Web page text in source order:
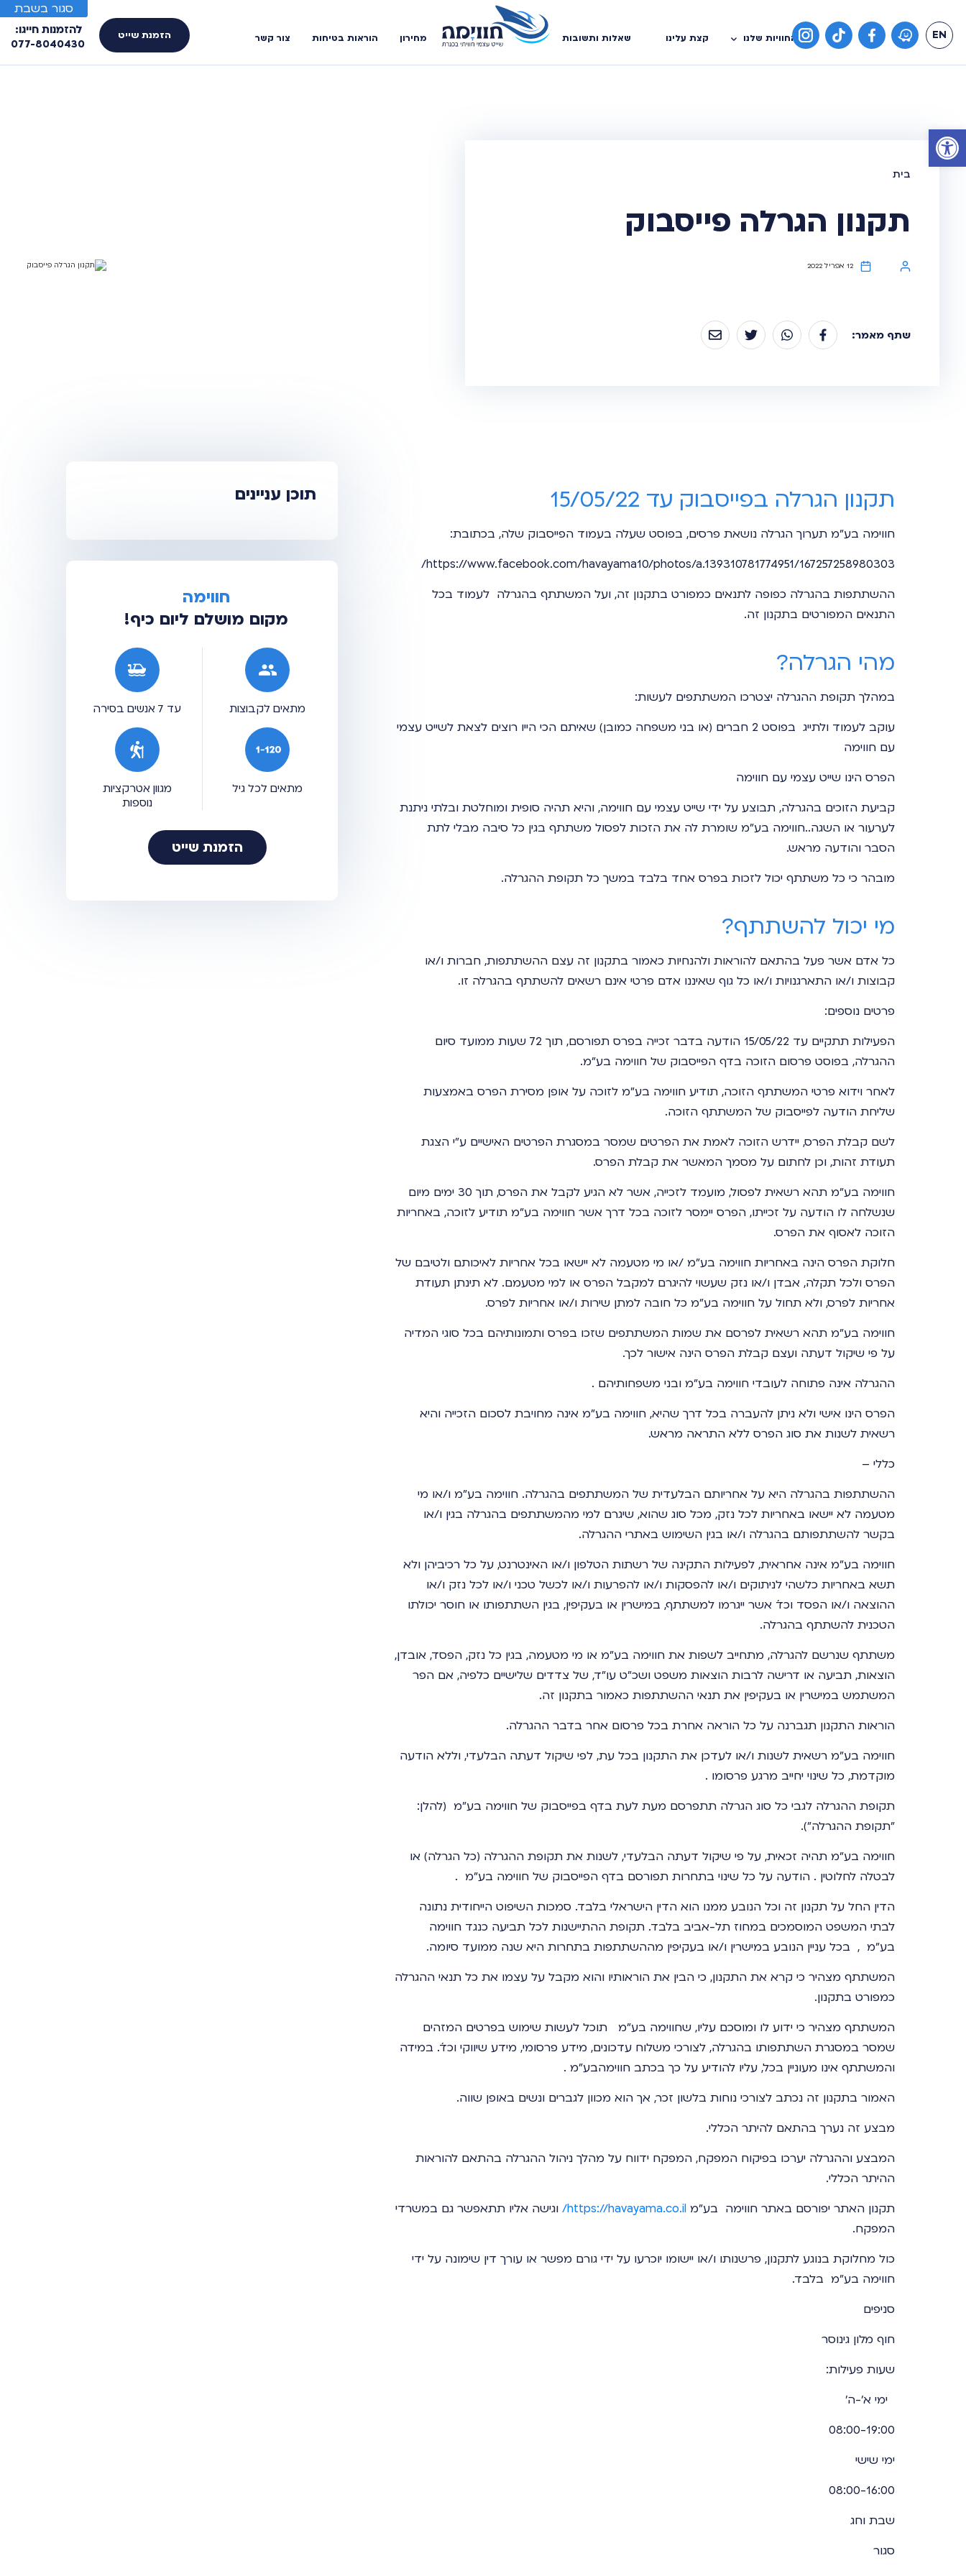
פתח סרגל נגישות
סגור בשבת
EN הזמנת שייט להזמנות חייגו:
077-8040430 החוויות שלנו קצת עלינו שאלות ותשובות מחירון הוראות בטיחות צור קשר
תקנון הגרלה פייסבוק
12 אפריל 2022
שתף מאמר:
תקנון הגרלה בפייסבוק עד 15/05/22
חווימה בע"מ תערוך הגרלה נושאת פרסים, בפוסט שעלה בעמוד הפייסבוק שלה, בכתובת:
https://www.facebook.com/havayama10/photos/a.139310781774951/167257258980303/
ההשתתפות בהגרלה כפופה לתנאים כמפורט בתקנון זה, ועל המשתתף בהגרלה לעמוד בכל
התנאים המפורטים בתקנון זה.
מהי הגרלה?
במהלך תקופת ההגרלה יצטרכו המשתתפים לעשות:
עוקב לעמוד ולתייג בפוסט 2 חברים (או בני משפחה כמובן) שאיתם הכי הייו רוצים לצאת לשייט עצמי
עם חווימה
הפרס הינו שייט עצמי עם חווימה
קביעת הזוכים בהגרלה, תבוצע על ידי שייט עצמי עם חווימה, והיא תהיה סופית ומוחלטת ובלתי ניתנת
לערעור או השגה..חווימה בע"מ שומרת לה את הזכות לפסול משתתף בגין כל סיבה מבלי לתת
הסבר והודעה מראש.
מובהר כי כל משתתף יכול לזכות בפרס אחד בלבד במשך כל תקופת ההגרלה.
מי יכול להשתתף?
כל אדם אשר פעל בהתאם להוראות ולהנחיות כאמור בתקנון זה עצם ההשתתפות, חברות ו/או
קבוצות ו/או התארגנויות ו/או כל גוף שאיננו אדם פרטי אינם רשאים להשתתף בהגרלה זו.
פרטים נוספים:
הפעילות תתקיים עד 15/05/22 הודעה בדבר זכייה בפרס תפורסם, תוך 72 שעות ממועד סיום
ההגרלה, בפוסט פרסום הזוכה בדף הפייסבוק של חווימה בע"מ.
לאחר וידוא פרטי המשתתף הזוכה, תודיע חווימה בע"מ לזוכה על אופן מסירת הפרס באמצעות
שליחת הודעה לפייסבוק של המשתתף הזוכה.
לשם קבלת הפרס, יידרש הזוכה לאמת את הפרטים שמסר במסגרת הפרטים האישיים ע"י הצגת
תעודת זהות, וכן לחתום על מסמך המאשר את קבלת הפרס.
חווימה בע"מ תהא רשאית לפסול, מועמד לזכייה, אשר לא הגיע לקבל את הפרס, תוך 30 ימים מיום
שנשלחה לו הודעה על זכייתו, הפרס יימסר לזוכה בכל דרך אשר חווימה בע"מ תודיע לזוכה, באחריות
הזוכה לאסוף את הפרס.
חלוקת הפרס הינה באחריות חווימה בע"מ /או מי מטעמה לא יישאו בכל אחריות לאיכותם ולטיבם של
הפרס ולכל תקלה, אבדן ו/או נזק שעשוי להיגרם למקבל הפרס או למי מטעמם. לא תינתן תעודת
אחריות לפרס, ולא תחול על חווימה בע"מ כל חובה למתן שירות ו/או אחריות לפרס.
חווימה בע"מ תהא רשאית לפרסם את שמות המשתתפים שזכו בפרס ותמונותיהם בכל סוגי המדיה
על פי שיקול דעתה ועצם קבלת הפרס הינה אישור לכך.
ההגרלה אינה פתוחה לעובדי חווימה בע"מ ובני משפחותיהם .
הפרס הינו אישי ולא ניתן להעברה בכל דרך שהיא, חווימה בע"מ אינה מחויבת לסכום הזכייה והיא
רשאית לשנות את סוג הפרס ללא התראה מראש.
כללי –
ההשתתפות בהגרלה היא על אחריותם הבלעדית של המשתתפים בהגרלה. חווימה בע"מ ו/או מי
מטעמה לא יישאו באחריות לכל נזק, מכל סוג שהוא, שיגרם למי מהמשתתפים בהגרלה בגין ו/או
בקשר להשתתפותם בהגרלה ו/או בגין השימוש באתרי ההגרלה.
חווימה בע"מ אינה אחראית, לפעילות התקינה של רשתות הטלפון ו/או האינטרנט, על כל רכיביהן ולא
תשא באחריות כלשהי לניתוקים ו/או להפסקות ו/או להפרעות ו/או לכשל טכני ו/או לכל נזק ו/או
ההוצאה ו/או הפסד וכד´ אשר ייגרמו למשתתף, במישרין או בעקיפין, בגין השתתפותו או חוסר יכולתו
הטכנית להשתתף בהגרלה.
משתתף שנרשם להגרלה, מתחייב לשפות את חווימה בע"מ או מי מטעמה, בגין כל נזק, הפסד, אובדן,
הוצאות, תביעה או דרישה לרבות הוצאות משפט ושכ"ט עו"ד, של צדדים שלישיים כלפיה, אם הפר
המשתמש במישרין או בעקיפין את תנאי ההשתתפות כאמור בתקנון זה.
הוראות התקנון תגברנה על כל הוראה אחרת בכל פרסום אחר בדבר ההגרלה.
חווימה בע"מ רשאית לשנות ו/או לעדכן את התקנון בכל עת, לפי שיקול דעתה הבלעדי, וללא הודעה
מוקדמת, כל שינוי יחייב מרגע פרסומו .
תקופת ההגרלה לגבי כל סוג הגרלה תתפרסם מעת לעת בדף בפייסבוק של חווימה בע"מ (להלן:
"תקופת ההגרלה").
חווימה בע"מ תהיה זכאית, על פי שיקול דעתה הבלעדי, לשנות את תקופת ההגרלה (כל הגרלה) או
לבטלה לחלוטין . הודעה על כל שינוי בתחרות תפורסם בדף הפייסבוק של חווימה בע"מ .
הדין החל על תקנון זה וכל הנובע ממנו הוא הדין הישראלי בלבד. סמכות השיפוט הייחודית נתונה
לבתי המשפט המוסמכים במחוז תל-אביב בלבד. תקופת ההתיישנות לכל תביעה כנגד חווימה
בע"מ , בכל עניין הנובע במישרין ו/או בעקיפין מההשתתפות בתחרות היא שנה ממועד סיומה.
המשתתף מצהיר כי קרא את התקנון, כי הבין את הוראותיו והוא מקבל על עצמו את כל תנאי ההגרלה
כמפורט בתקנון.
המשתתף מצהיר כי ידוע לו ומוסכם עליו, שחווימה בע"מ תוכל לעשות שימוש בפרטים המזהים
שמסר במסגרת השתתפותו בהגרלה, לצורכי משלוח עדכונים, מידע פרסומי, מידע שיווקי וכד´. במידה
והמשתתף אינו מעוניין בכל, עליו להודיע על כך בכתב חווימהבע"מ .
האמור בתקנון זה נכתב לצורכי נוחות בלשון זכר, אך הוא מכוון לגברים ונשים באופן שווה.
מבצע זה נערך בהתאם להיתר הכללי.
המבצע וההגרלה יערכו בפיקוח המפקח, המפקח ידווח על מהלך ניהול ההגרלה בהתאם להוראות
ההיתר הכללי.
תקנון האתר יפורסם באתר חווימה בע"מ https://havayama.co.il/ וגישה אליו תתאפשר גם במשרדי
המפקח.
כול מחלוקת בנוגע לתקנון, פרשנותו ו/או יישומו יוכרעו על ידי גורם מפשר או עורך דין שימונה על ידי
חווימה בע"מ בלבד.
סניפים
חוף מלון גינוסר
שעות פעילות:
ימי א’-ה’
08:00-19:00
ימי שישי
08:00-16:00
שבת וחג
סגור
תוכן עניינים
חווימה
מקום מושלם ליום כיף!
מתאים לקבוצות עד 7 אנשים בסירה
מתאים לכל גיל
מגוון אטרקציות
נוספות
הזמנת שייט